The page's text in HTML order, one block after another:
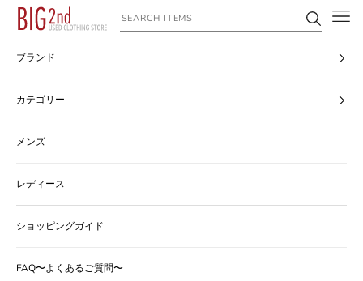
コンテンツへスキップ
ヴィンテージ古着のオンライン通販なら【公式】古着屋BIG2nd
ブランド
カテゴリー
メンズ
レディース
ショッピングガイド
FAQ〜よくあるご質問〜